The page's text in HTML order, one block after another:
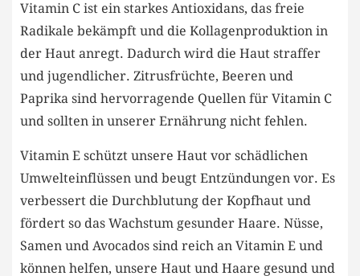
Vitamin C ist ein starkes Antioxidans, das freie
Radikale bekämpft und die Kollagenproduktion in
der Haut anregt. Dadurch wird die Haut straffer
und jugendlicher. Zitrusfrüchte, Beeren und
Paprika sind hervorragende Quellen für Vitamin C
und sollten in unserer Ernährung nicht fehlen.
Vitamin E schützt unsere Haut vor schädlichen
Umwelteinflüssen und beugt Entzündungen vor. Es
verbessert die Durchblutung der Kopfhaut und
fördert so das Wachstum gesunder Haare. Nüsse,
Samen und Avocados sind reich an Vitamin E und
können helfen, unsere Haut und Haare gesund und